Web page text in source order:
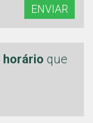
ENVIAR
horário que